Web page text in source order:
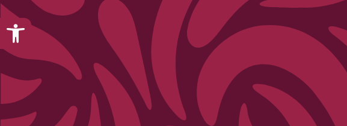
Open toolbar